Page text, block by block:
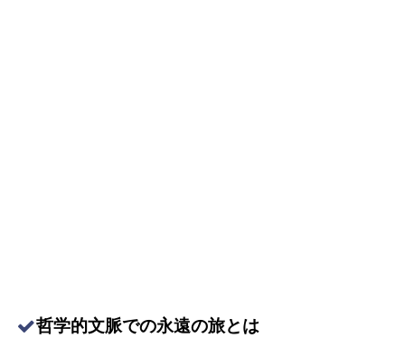
哲学的文脈での永遠の旅とは